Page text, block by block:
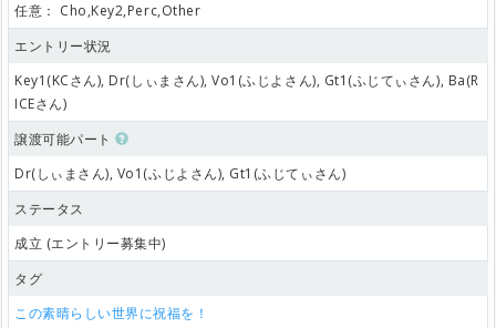
任意： Cho,Key2,Perc,Other
エントリー状況
Key1(KCさん), Dr(しぃまさん), Vo1(ふじよさん), Gt1(ふじてぃさん), Ba(R
ICEさん)
譲渡可能パート
Dr(しぃまさん), Vo1(ふじよさん), Gt1(ふじてぃさん)
ステータス
成立 (エントリー募集中)
タグ
この素晴らしい世界に祝福を！